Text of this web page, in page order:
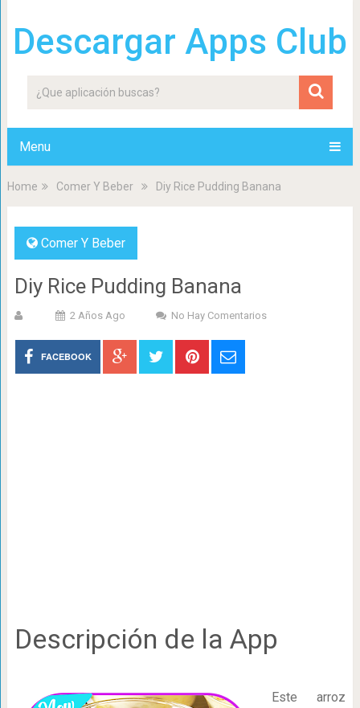
Descargar Apps Club
Menu
Home Comer Y Beber Diy Rice Pudding Banana
Comer Y Beber
Diy Rice Pudding Banana
2 Años Ago No Hay Comentarios
FACEBOOK
Descripción de la App
Este arroz